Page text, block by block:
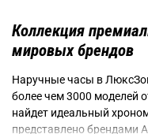
Коллекция
мировых брендов
Наручные часы в
более чем 3000 моделей
найдет идеальный
представлено брендами